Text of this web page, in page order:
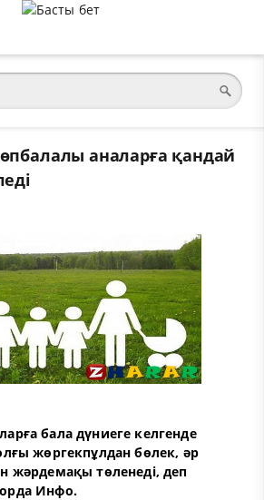
аналарға қандай
бала дүниеге келгенде
жөргекпұлдан бөлек, әр
жәрдемақы төленеді, деп
Инфо.